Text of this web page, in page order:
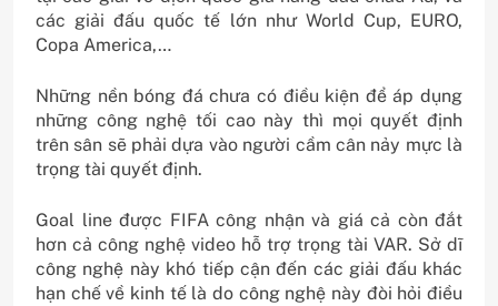
các giải đấu quốc tế lớn như World Cup, EURO,
Copa America,…
Những nền bóng đá chưa có điều kiện để áp dụng
những công nghệ tối cao này thì mọi quyết định
trên sân sẽ phải dựa vào người cầm cân nảy mực là
trọng tài quyết định.
Goal line được FIFA công nhận và giá cả còn đắt
hơn cả công nghệ video hỗ trợ trọng tài VAR. Sở dĩ
công nghệ này khó tiếp cận đến các giải đấu khác
hạn chế về kinh tế là do công nghệ này đòi hỏi điều